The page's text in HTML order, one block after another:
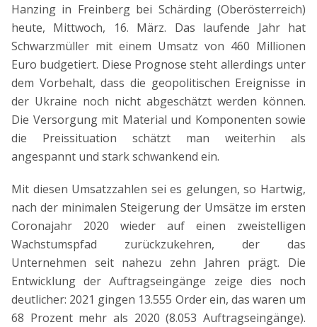
Hanzing in Freinberg bei Schärding (Oberösterreich)
heute, Mittwoch, 16. März. Das laufende Jahr hat
Schwarzmüller mit einem Umsatz von 460 Millionen
Euro budgetiert. Diese Prognose steht allerdings unter
dem Vorbehalt, dass die geopolitischen Ereignisse in
der Ukraine noch nicht abgeschätzt werden können.
Die Versorgung mit Material und Komponenten sowie
die Preissituation schätzt man weiterhin als
angespannt und stark schwankend ein.
Mit diesen Umsatzzahlen sei es gelungen, so Hartwig,
nach der minimalen Steigerung der Umsätze im ersten
Coronajahr 2020 wieder auf einen zweistelligen
Wachstumspfad zurückzukehren, der das
Unternehmen seit nahezu zehn Jahren prägt. Die
Entwicklung der Auftragseingänge zeige dies noch
deutlicher: 2021 gingen 13.555 Order ein, das waren um
68 Prozent mehr als 2020 (8.053 Auftragseingänge).